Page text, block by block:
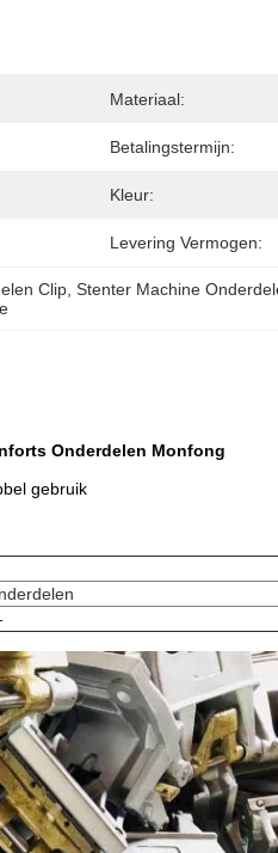
Materiaal:
Betalingstermijn:
Kleur:
Levering Vermogen:
Clip , Stenter Machine
Onderdelen Monfong
gebruik